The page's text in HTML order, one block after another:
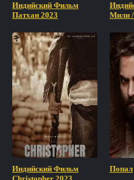
Индийский Фильм
Патхан 2023
Мили
Индийский Фильм
Попал